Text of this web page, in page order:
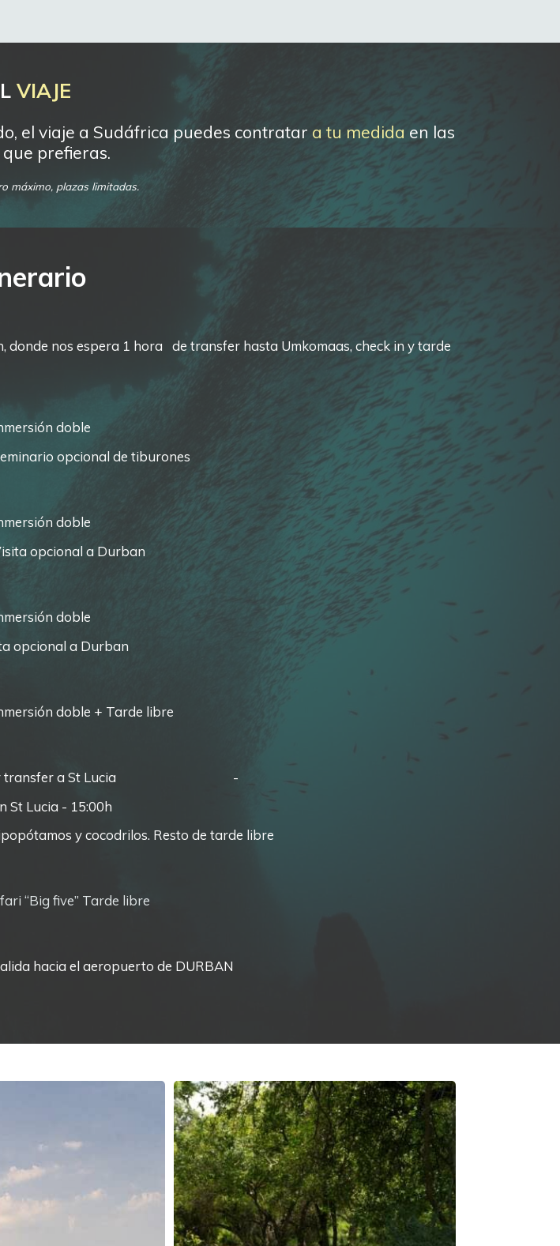
VIAJE
el viaje a Sudáfrica puedes contratar a tu medida en las
prefieras.
máximo, plazas limitadas.
donde nos espera 1 hora de transfer hasta Umkomaas, check in y tarde
Inmersión doble
opcional de tiburones
Inmersión doble
opcional a Durban
doble
opcional a Durban
doble + Tarde libre
out y transfer a St Lucia -
St Lucia - 15:00h
y cocodrilos. Resto de tarde libre
“Big five” Tarde libre
hacia el aeropuerto de DURBAN